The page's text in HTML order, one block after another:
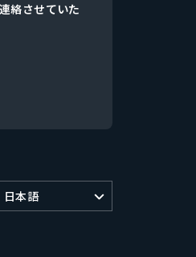
絡させていた
日本語